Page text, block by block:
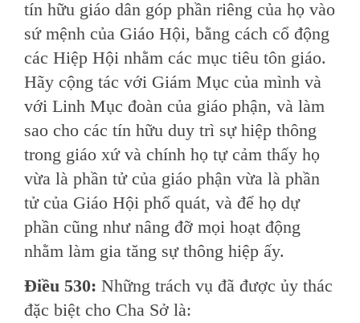
tín hữu giáo dân góp phần riêng của họ vào
sứ mệnh của Giáo Hội, bằng cách cổ động
các Hiệp Hội nhằm các mục tiêu tôn giáo.
Hãy cộng tác với Giám Mục của mình và
với Linh Mục đoàn của giáo phận, và làm
sao cho các tín hữu duy trì sự hiệp thông
trong giáo xứ và chính họ tự cảm thấy họ
vừa là phần tử của giáo phận vừa là phần
tử của Giáo Hội phổ quát, và để họ dự
phần cũng như nâng đỡ mọi hoạt động
nhằm làm gia tăng sự thông hiệp ấy.
Ðiều 530: Những trách vụ đã được ủy thác
đặc biệt cho Cha Sở là: